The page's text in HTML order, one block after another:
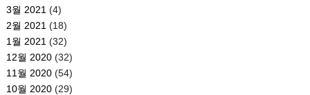
3월 2021 (4)
2월 2021 (18)
1월 2021 (32)
12월 2020(32)
11월 2020(54)
10월 2020(29)